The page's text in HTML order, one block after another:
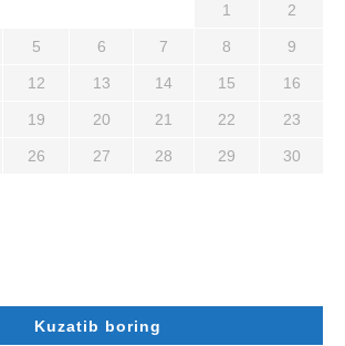
1 2
5 6 7 8 9
12 13 14 15 16
19 20 21 22 23
26 27 28 29 30
Kuzatib boring